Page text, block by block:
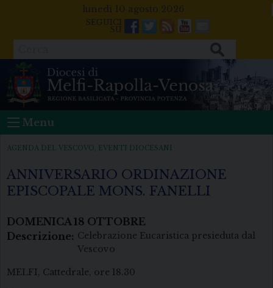
lunedì 10 agosto 2026
Facebook
Twitter
FeedsYoutube
Mail
Menu
AGENDA DEL VESCOVO EVENTI DIOCESANI
ANNIVERSARIO ORDINAZIONE
EPISCOPALE MONS. FANELLI
DOMENICA 18 OTTOBRE
Descrizione: Celebrazione Eucaristica presieduta dal
Vescovo
MELFI, Cattedrale, ore 18.30